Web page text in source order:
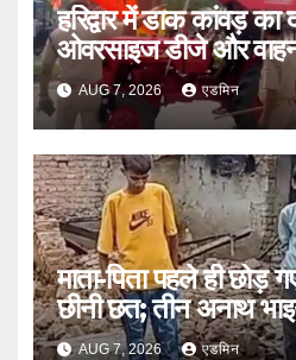
हरिद्वार में डाक कांवड़ का
ओवरसाइज डीजे और
सख्तAUG 7, 2026 एडमिन
माता-पिता पहले ही छोड़
छीनी छत; तीन अनाथ
पहाड़
AUG 7, 2026 एडमिन